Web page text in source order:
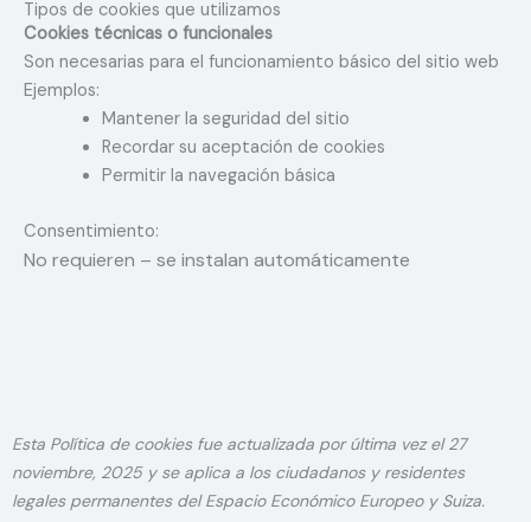
Tipos de cookies que utilizamos
Cookies técnicas o funcionales
Son necesarias para el funcionamiento básico del sitio web
Ejemplos:
Mantener la seguridad del sitio
Recordar su aceptación de cookies
Permitir la navegación básica
Consentimiento:
No requieren – se instalan automáticamente
Esta Política de cookies fue actualizada por última vez el 27
noviembre, 2025 y se aplica a los ciudadanos y residentes
legales permanentes del Espacio Económico Europeo y Suiza.
Consent
to
service
Consent
to
service
Consent
to
service
Consent
to
service
Consent
to
service
Consent
to
service
Consent
to
service
Políticas
de
cookies